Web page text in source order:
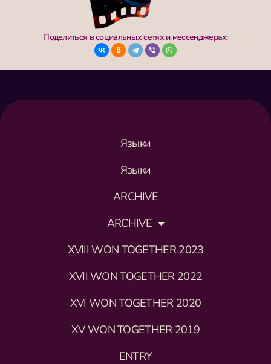
Поделиться в социальных сетях и мессенджерах:
Языки
Языки
ARCHIVE
ARCHIVE
XVIII WON TOGETHER 2023
XVII WON TOGETHER 2022
XVI WON TOGETHER 2020
XV WON TOGETHER 2019
ENTRY